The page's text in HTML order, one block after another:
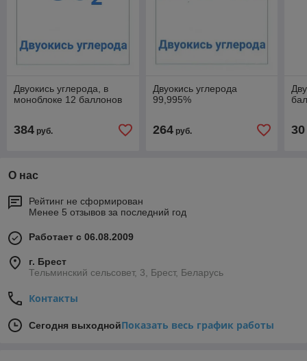
Двуокись углерода, в
моноблоке 12 баллонов
384 руб.
Двуокись углерода
99,995%
264руб. 30
О нас
Рейтинг не сформирован
Менее 5 отзывов за последний год
Работает с 06.08.2009
г. Брест
Тельминский сельсовет, 3, Брест, Беларусь
Контакты
Сегодня выходнойПоказать весь график работы